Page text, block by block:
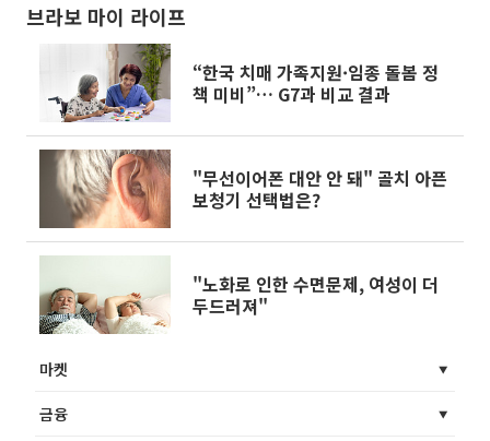
브라보 마이 라이프
“한국 치매 가족지원·임종 돌봄 정
책 미비”… G7과 비교 결과
"무선이어폰 대안 안 돼" 골치 아픈
보청기 선택법은?
"노화로 인한 수면문제, 여성이 더
두드러져"
마켓
금융